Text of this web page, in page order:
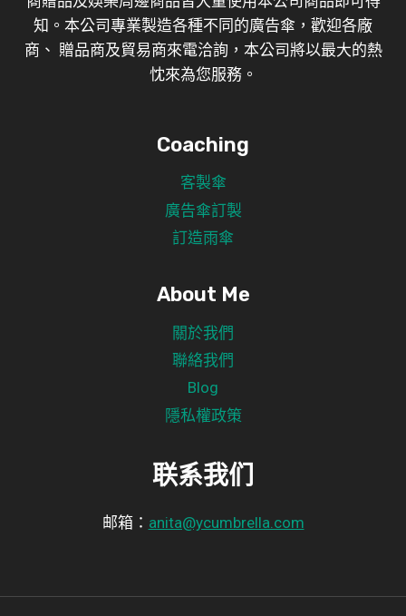
知。本公司專業製造各種不同的廣告傘，歡迎各廠
商、 贈品商及貿易商來電洽詢，本公司將以最大的熱
忱來為您服務。
Coaching
客製傘
廣告傘訂製
訂造雨傘
About Me
關於我們
聯絡我們
Blog
隱私權政策
联系我们
邮箱： anita@ycumbrella.com